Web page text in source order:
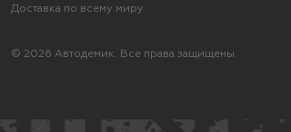
Доставка по всему миру
© 2026 Автодемик. Все права защищены